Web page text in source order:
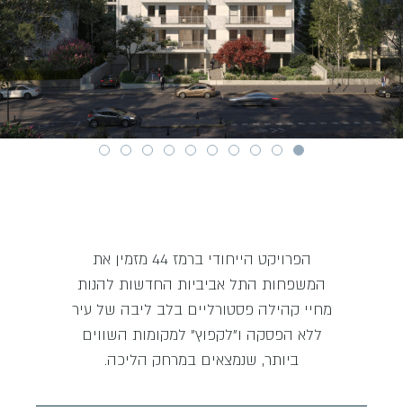
הפרויקט הייחודי ברמז 44 מזמין את
המשפחות התל אביביות החדשות להנות
מחיי קהילה פסטורליים בלב ליבה של עיר
ללא הפסקה ו"לקפוץ" למקומות השווים
ביותר, שנמצאים במרחק הליכה.